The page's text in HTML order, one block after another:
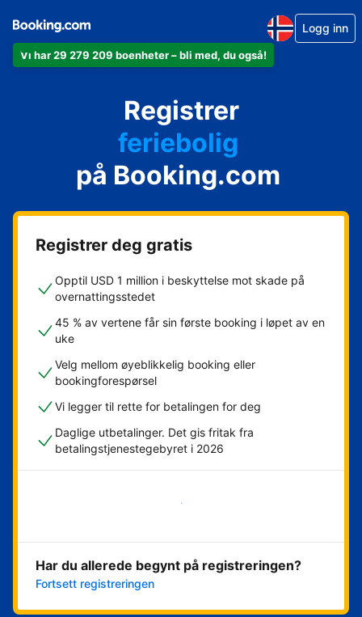
Vi har 29 279 209 boenheter – bli med, du også!
Logg inn
Registrer
leiligheten din
hotellet ditt
feriebolig
gjestgiveriet ditt
rorbua di
på Booking.com
Registrer deg gratis
Opptil USD 1 million i beskyttelse mot skade på
overnattingsstedet
45 % av vertene får sin første booking i løpet av en
uke
Velg mellom øyeblikkelig booking eller
bookingforespørsel
Vi legger til rette for betalingen for deg
Daglige utbetalinger. Det gis fritak fra
betalingstjenestegebyret i 2026
Kom i gang nå
Har du allerede begynt på registreringen?
Fortsett registreringen